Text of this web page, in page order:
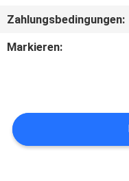
TRETEN
SIE
IN
VERBINDUNG
Zahlungsbedingungen:
Markieren: